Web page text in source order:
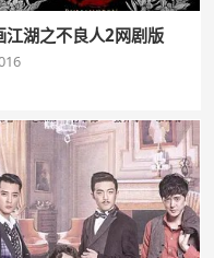
江湖之不良人2网剧版